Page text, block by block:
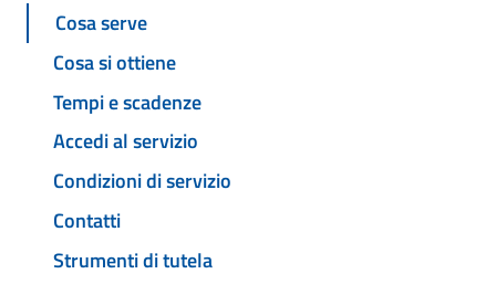
Cosa serve
Cosa si ottiene
Tempi e scadenze
Accedi al servizio
Condizioni di servizio
Contatti
Strumenti di tutela